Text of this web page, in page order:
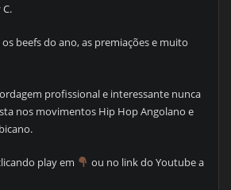
beefs do ano, as premiações e muito
profissional e interessante nunca
nos movimentos Hip Hop Angolano e
play em
ou no link do Youtube a